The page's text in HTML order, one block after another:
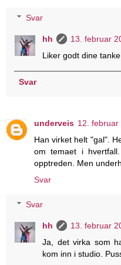
Svar
hh
13. februar
Liker godt dine
Svar
underveis 12.
Han virket helt "gal".
om temaet i
opptreden. Men
Svar
Svar
hh
13. februar
Ja, det virka som
kom inn i studio.